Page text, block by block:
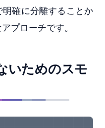
確に分離することか
プローチです。
いためのスモ